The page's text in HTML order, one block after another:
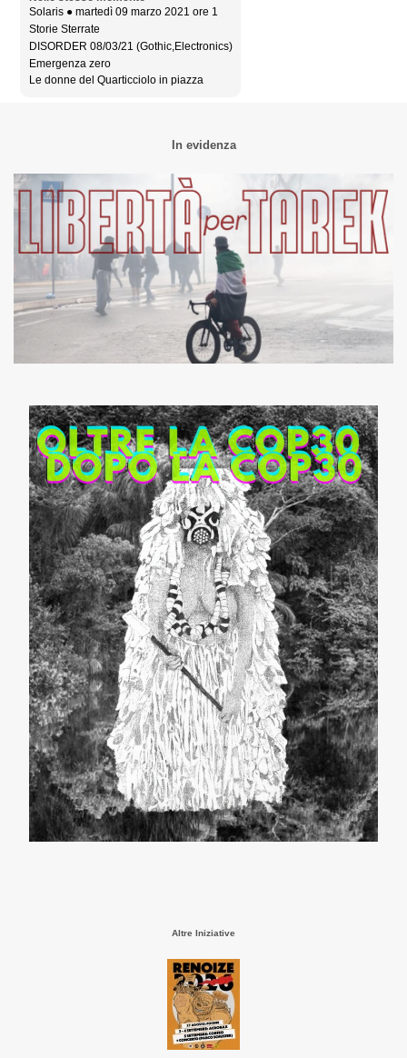
Solaris ● martedì 09 marzo 2021 ore 1
Storie Sterrate
DISORDER 08/03/21 (Gothic,Electronics)
Emergenza zero
Le donne del Quarticciolo in piazza
In evidenza
Altre Iniziative